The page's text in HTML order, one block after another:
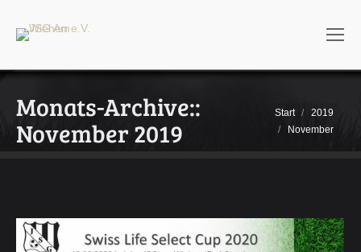
Monats-Archive::
November 2019
Sie befinden sich
Start
2019
November